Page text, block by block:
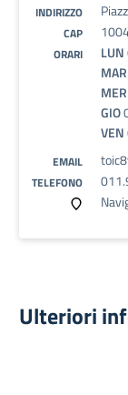
INDIRIZZO
CAP
ORARI LUN
MAR
MER
GIO
VEN
EMAIL
TELEFONO
Ulteriori